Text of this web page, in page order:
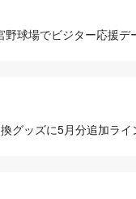
野球場でビジター応援デ
グッズに5月分追加ライ